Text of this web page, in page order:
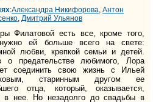
:Александра Никифорова, Антон
, Дмитрий Ульянов
Филатовой есть все, кроме того,
ей больше всего на свете:
любви, крепкой семьи и детей.
о предательстве любимого, Лора
соединить свою жизнь с Ильей
старинным другом ее
отца, который, оказывается,
в нее. Но незадолго до свадьбы в